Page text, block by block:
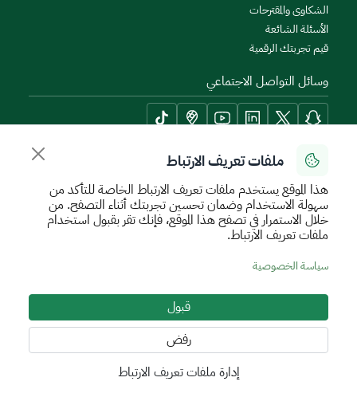
ملفات تعريف الارتباط
هذا الموقع يستخدم ملفات تعريف الارتباط الخاصة للتأكد من
سهولة الاستخدام وضمان تحسين تجربتك أثناء التصفح. من
خلال الاستمرار في تصفح هذا الموقع، فإنك تقر بقبول استخدام
ملفات تعريف الارتباط.
سياسة الخصوصية
قبول
رفض
إدارة ملفات تعريف الارتباط
الشكاوى والمقترحات
الأسئلة الشائعة
قيم تجربتك الرقمية
وسائل التواصل الاجتماعي
أدوات الإتاحة وامكانية الوصول
سياسة الإستخدام الآمن
جميع الحقوق محفوظة للهيئة العامة للعقار © 2026
تم تطويره وتشغيله بواسطة الهيئة العامة للعقار